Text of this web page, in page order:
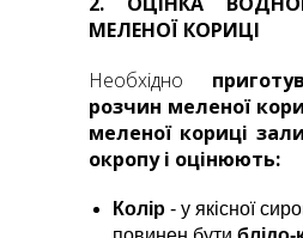
МЕЛЕНОЇ КОРИЦІ
Необхідно
розчин меленої
меленої кориці
окропу і оцінюють:
Колір - у якісної